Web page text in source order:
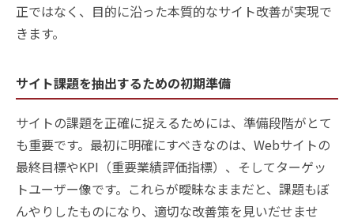
正ではなく、目的に沿った本質的なサイト改善が実現で
きます。
サイト課題を抽出するための初期準備
サイトの課題を正確に捉えるためには、準備段階がとて
も重要です。最初に明確にすべきなのは、Webサイトの
最終目標やKPI（重要業績評価指標）、そしてターゲッ
トユーザー像です。これらが曖昧なままだと、課題もぼ
んやりしたものになり、適切な改善策を見いだせませ